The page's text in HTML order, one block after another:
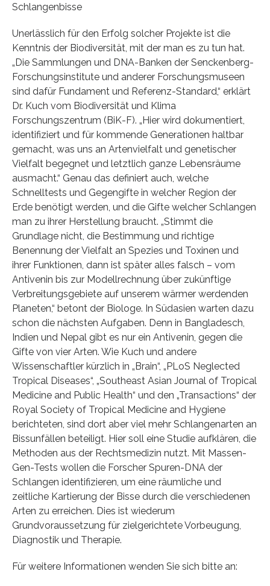
Schlangenbisse
Unerlässlich für den Erfolg solcher Projekte ist die
Kenntnis der Biodiversität, mit der man es zu tun hat.
„Die Sammlungen und DNA-Banken der Senckenberg-
Forschungsinstitute und anderer Forschungsmuseen
sind dafür Fundament und Referenz-Standard,“ erklärt
Dr. Kuch vom Biodiversität und Klima
Forschungszentrum (BiK-F). „Hier wird dokumentiert,
identifiziert und für kommende Generationen haltbar
gemacht, was uns an Artenvielfalt und genetischer
Vielfalt begegnet und letztlich ganze Lebensräume
ausmacht.“ Genau das definiert auch, welche
Schnelltests und Gegengifte in welcher Region der
Erde benötigt werden, und die Gifte welcher Schlangen
man zu ihrer Herstellung braucht. „Stimmt die
Grundlage nicht, die Bestimmung und richtige
Benennung der Vielfalt an Spezies und Toxinen und
ihrer Funktionen, dann ist später alles falsch – vom
Antivenin bis zur Modellrechnung über zukünftige
Verbreitungsgebiete auf unserem wärmer werdenden
Planeten,“ betont der Biologe. In Südasien warten dazu
schon die nächsten Aufgaben. Denn in Bangladesch,
Indien und Nepal gibt es nur ein Antivenin, gegen die
Gifte von vier Arten. Wie Kuch und andere
Wissenschaftler kürzlich in „Brain“, „PLoS Neglected
Tropical Diseases“, „Southeast Asian Journal of Tropical
Medicine and Public Health“ und den „Transactions“ der
Royal Society of Tropical Medicine and Hygiene
berichteten, sind dort aber viel mehr Schlangenarten an
Bissunfällen beteiligt. Hier soll eine Studie aufklären, die
Methoden aus der Rechtsmedizin nutzt. Mit Massen-
Gen-Tests wollen die Forscher Spuren-DNA der
Schlangen identifizieren, um eine räumliche und
zeitliche Kartierung der Bisse durch die verschiedenen
Arten zu erreichen. Dies ist wiederum
Grundvoraussetzung für zielgerichtete Vorbeugung,
Diagnostik und Therapie.
Für weitere Informationen wenden Sie sich bitte an: